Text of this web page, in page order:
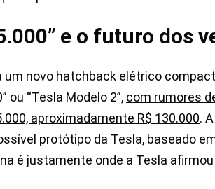
e o futuro dos
um novo hatchback elétrico
ou “Tesla Modelo 2”, com rumores
aproximadamente R$ 130.000.
protótipo da Tesla, baseado
é justamente onde a Tesla